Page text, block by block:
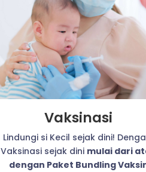
Vaksinasi
Lindungi si Kecil sejak dini!
Vaksinasi sejak dini mulai dari
dengan Paket Bundling